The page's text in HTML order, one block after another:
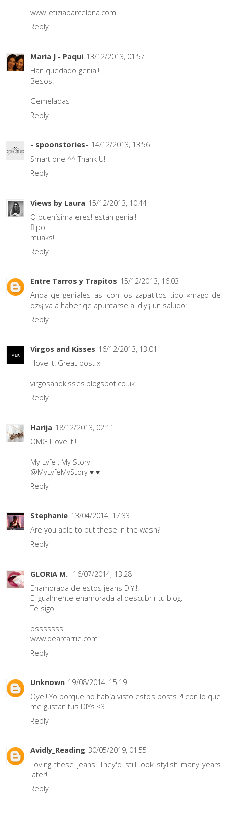
www.letiziabarcelona.com
Reply
Maria J - Paqui 13/12/2013, 01:57
Han quedado genial!
Besos.
Gemeladas
Reply
- spoonstories- 14/12/2013, 13:56
Smart one ^^ Thank U!
Reply
Views by Laura 15/12/2013, 10:44
Q buenísima eres! están genial!
flipo!
muaks!
Reply
Entre Tarros y Trapitos 15/12/2013, 16:03
Anda qe geniales asi con los zapatitos tipo «mago de
oz»¡ va a haber qe apuntarse al diy¡¡ un saludo¡
Reply
Virgos and Kisses 16/12/2013, 13:01
I love it! Great post x
virgosandkisses.blogspot.co.uk
Reply
Harija 18/12/2013, 02:11
OMG I love it!!
My Lyfe ; My Story
@MyLyfeMyStory ♥ ♥
Reply
Stephanie 13/04/2014, 17:33
Are you able to put these in the wash?
Reply
GLORIA M.
16/07/2014, 13:28
Enamorada de estos jeans DIY!!!
E igualmente enamorada al descubrir tu blog.
Te sigo!
bsssssss
www.dearcarrie.com
Reply
Unknown 19/08/2014, 15:19
Oye!! Yo porque no había visto estos posts ?! con lo que
me gustan tus DIYs <3
Reply
Avidly_Reading 30/05/2019, 01:55
Loving these jeans! They'd still look stylish many years
later!
Reply